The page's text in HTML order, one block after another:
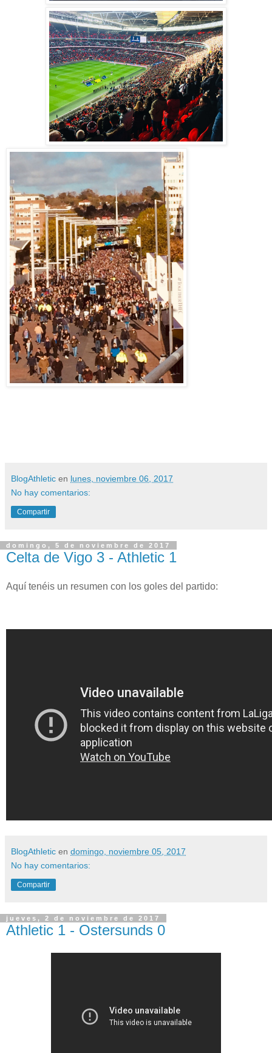
BlogAthletic en lunes, noviembre 06, 2017
No hay comentarios:
Compartir
domingo, 5 de noviembre de 2017
Celta de Vigo 3 - Athletic 1
Aquí tenéis un resumen con los goles del partido:
BlogAthletic en domingo, noviembre 05, 2017
No hay comentarios:
Compartir
jueves, 2 de noviembre de 2017
Athletic 1 - Ostersunds 0